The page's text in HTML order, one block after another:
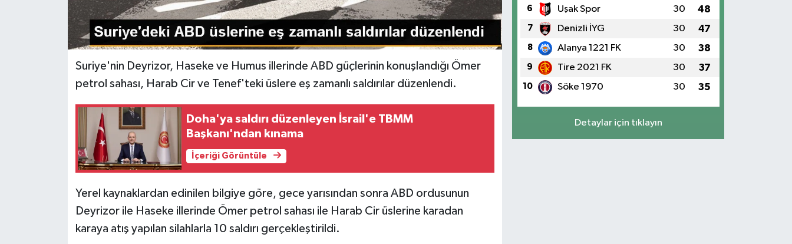
Suriye'nin Deyrizor, Haseke ve Humus illerinde ABD güçlerinin konuşlandığı Ömer
petrol sahası, Harab Cir ve Tenef'teki üslere eş zamanlı saldırılar düzenlendi.
Doha'ya saldırı düzenleyen İsrail'e TBMM
Başkanı'ndan kınama
İçeriği Görüntüle
Yerel kaynaklardan edinilen bilgiye göre, gece yarısından sonra ABD ordusunun
Deyrizor ile Haseke illerinde Ömer petrol sahası ile Harab Cir üslerine karadan
karaya atış yapılan silahlarla 10 saldırı gerçekleştirildi.
6 Uşak Spor 30 48
7 Denizli İYG 30 47
8 Alanya 1221 FK 30 38
9 Tire 2021 FK 30 37
10 Söke 1970 30 35
Detaylar için tıklayın